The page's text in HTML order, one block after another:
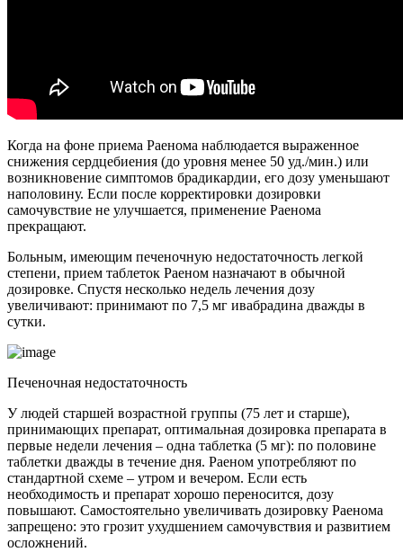
Когда на фоне приема Раенома наблюдается выраженное
снижения сердцебиения (до уровня менее 50 уд./мин.) или
возникновение симптомов брадикардии, его дозу уменьшают
наполовину. Если после корректировки дозировки
самочувствие не улучшается, применение Раенома
прекращают.
Больным, имеющим печеночную недостаточность легкой
степени, прием таблеток Раеном назначают в обычной
дозировке. Спустя несколько недель лечения дозу
увеличивают: принимают по 7,5 мг ивабрадина дважды в
сутки.
Печеночная недостаточность
У людей старшей возрастной группы (75 лет и старше),
принимающих препарат, оптимальная дозировка препарата в
первые недели лечения – одна таблетка (5 мг): по половине
таблетки дважды в течение дня. Раеном употребляют по
стандартной схеме – утром и вечером. Если есть
необходимость и препарат хорошо переносится, дозу
повышают. Самостоятельно увеличивать дозировку Раенома
запрещено: это грозит ухудшением самочувствия и развитием
осложнений.